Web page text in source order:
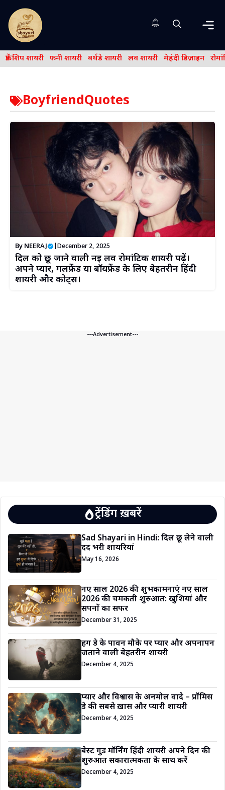
content
फ्रेंड शिप शायरी फनी शायरी बर्थडे शायरी लव शायरी मेहंदी डिज़ाइन
BoyfriendQuotes
By NEERAJ December 2, 2025
दिल को छू जाने वाली नई लव रोमांटिक शायरी पढ़ें।
अपने प्यार, गर्लफ्रेंड या बॉयफ्रेंड के लिए बेहतरीन हिंदी
शायरी और कोट्स।
---Advertisement---
ट्रेंडिंग ख़बरें
Sad Shayari in Hindi: दिल छू लेने वाली
दर्द भरी शायरियां
May 16, 2026
नए साल 2026 की शुभकामनाएं नए साल
2026 की चमकती शुरुआत: खुशियां और
सपनों का सफर
December 31, 2025
हग डे के पावन मौके पर प्यार और अपनापन
जताने वाली बेहतरीन शायरी
December 4, 2025
प्यार और विश्वास के अनमोल वादे – प्रॉमिस
डे की सबसे ख़ास और प्यारी शायरी
December 4, 2025
बेस्ट गुड मॉर्निंग हिंदी शायरी अपने दिन की
शुरुआत सकारात्मकता के साथ करें
December 4, 2025